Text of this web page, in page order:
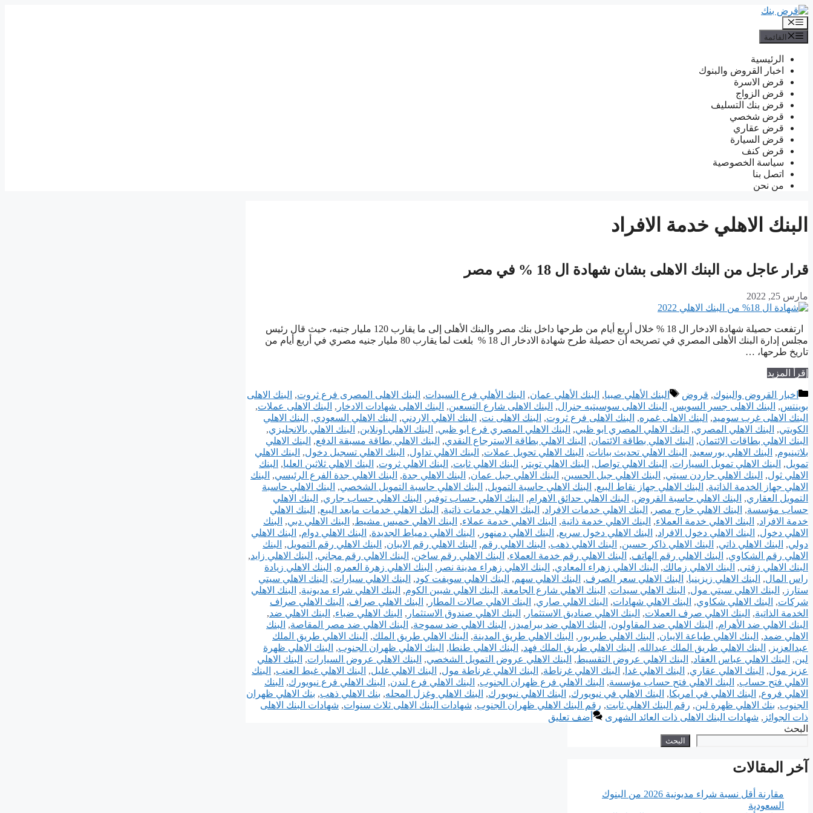
انتقل
إلى
المحتوى
القائمة
القائمة
الرئيسية
اخبار القروض والبنوك
قرض الاسرة
قرض الزواج
قرض بنك التسليف
قرض شخصي
قرض عقاري
قرض السيارة
قرض كنف
سياسة الخصوصية
اتصل بنا
من نحن
البنك الاهلي خدمة الافراد
قرار عاجل من البنك الاهلى بشان شهادة ال 18 % في مصر
مارس 25, 2022
ارتفعت حصيلة شهادة الادخار ال 18 % خلال أربع أيام من طرحها داخل بنك مصر والبنك الأهلى إلى ما يقارب 120 مليار جنيه، حيث قال رئيس
مجلس إدارة البنك الأهلى المصري في تصريحه أن حصيلة طرح شهادة الادخار ال 18 % بلغت لما يقارب 80 مليار جنيه مصري في أربع أيام من
تاريخ طرحها، …
إقرأ المزيد
التصنيفات
اخبار القروض والبنوك, قروض الوسوم
البنك الأهلي صبيا, البنك الأهلي عمان, البنك الأهلي فرع السيدات, البنك الاهلى المصرى فرع ثروت, البنك الاهلى
بوينتس, البنك الاهلى جسر السويس, البنك الاهلى سوسيتيه جنرال, البنك الاهلى شارع التسعين, البنك الاهلى شهادات الادخار , البنك الاهلى عملات,
البنك الاهلى غرب سوميد, البنك الاهلى غمره, البنك الاهلى فرع ثروت, البنك الاهلى نت, البنك الاهلي الاردني, البنك الاهلي السعودي, البنك الاهلي
الكويتي, البنك الاهلي المصري, البنك الاهلي المصري ابو ظبي, البنك الاهلي المصري فرع ابو ظبي, البنك الاهلي اونلاين, البنك الاهلي بالانجليزي,
البنك الاهلي بطاقات الائتمان, البنك الاهلي بطاقة الائتمان, البنك الاهلي بطاقة الاسترجاع النقدي, البنك الاهلي بطاقة مسبقة الدفع, البنك الاهلي
بلاتينيوم, البنك الاهلي بورسعيد, البنك الاهلي تحديث بيانات, البنك الاهلي تحويل عملات, البنك الاهلي تداول, البنك الاهلي تسجيل دخول, البنك الاهلي
تمويل, البنك الاهلي تمويل السيارات, البنك الاهلي تواصل, البنك الاهلي تويتر , البنك الاهلي ثابت, البنك الاهلي ثروت, البنك الاهلي ثلاثين العليا, البنك
الاهلي ثول, البنك الاهلي جاردن سيتي, البنك الاهلي جبل الحسين, البنك الاهلي جبل عمان, البنك الاهلي جدة, البنك الاهلي جدة الفرع الرئيسي, البنك
الاهلي جهاز الخدمة الذاتية, البنك الاهلي جهاز نقاط البيع, البنك الاهلي حاسبة التمويل, البنك الاهلي حاسبة التمويل الشخصي, البنك الاهلي حاسبة
التمويل العقاري, البنك الاهلي حاسبة القروض, البنك الاهلي حدائق الاهرام, البنك الاهلي حساب توفير , البنك الاهلي حساب جاري, البنك الاهلي
حساب مؤسسة, البنك الاهلي خارج مصر , البنك الاهلي خدمات الافراد, البنك الاهلي خدمات ذاتية, البنك الاهلي خدمات مابعد البيع, البنك الاهلي
خدمة الافراد, البنك الاهلي خدمة العملاء, البنك الاهلي خدمة ذاتية, البنك الاهلي خدمة عملاء, البنك الاهلي خميس مشيط, البنك الاهلي دبي, البنك
الاهلي دخول, البنك الاهلي دخول الافراد, البنك الاهلي دخول سريع, البنك الاهلي دمنهور , البنك الاهلي دمياط الجديدة, البنك الاهلي دوام, البنك الاهلي
دولي, البنك الاهلي ذاتي, البنك الاهلي ذاكر حسين, البنك الاهلي ذهب, البنك الاهلي رقم, البنك الاهلي رقم الايبان, البنك الاهلي رقم التمويل, البنك
الاهلي رقم الشكاوي, البنك الاهلي رقم الهاتف, البنك الاهلي رقم خدمة العملاء, البنك الاهلي رقم ساخن, البنك الاهلي رقم مجاني, البنك الاهلي زايد,
البنك الاهلي زفتى, البنك الاهلي زمالك, البنك الاهلي زهراء المعادي, البنك الاهلي زهراء مدينة نصر , البنك الاهلي زهرة العمره, البنك الاهلي زيادة
راس المال, البنك الاهلي زيزينيا, البنك الاهلي سعر الصرف, البنك الاهلي سهم, البنك الاهلي سويفت كود, البنك الاهلي سيارات, البنك الاهلي سيتي
ستارز , البنك الاهلي سيتي مول, البنك الاهلي سيدات, البنك الاهلي شارع الجامعة, البنك الاهلي شبين الكوم, البنك الاهلي شراء مديونية, البنك الاهلي
شركات, البنك الاهلي شكاوي, البنك الاهلي شهادات, البنك الاهلي صاري, البنك الاهلي صالات المطار , البنك الاهلي صراف, البنك الاهلي صراف
الخدمة الذاتية, البنك الاهلي صرف العملات, البنك الاهلي صناديق الاستثمار , البنك الاهلي صندوق الاستثمار , البنك الاهلي ضباء, البنك الاهلي ضد,
البنك الاهلي ضد الأهرام, البنك الاهلي ضد المقاولون, البنك الاهلي ضد بيراميدز , البنك الاهلي ضد سموحة, البنك الاهلي ضد مصر المقاصة, البنك
الاهلي ضمد, البنك الاهلي طباعة الايبان, البنك الاهلي طبربور , البنك الاهلي طريق المدينة, البنك الاهلي طريق الملك, البنك الاهلي طريق الملك
عبدالعزيز , البنك الاهلي طريق الملك عبدالله, البنك الاهلي طريق الملك فهد, البنك الاهلي طنطا, البنك الاهلي ظهران الجنوب, البنك الاهلي ظهرة
لبن, البنك الاهلي عباس العقاد, البنك الاهلي عروض التقسيط, البنك الاهلي عروض التمويل الشخصي, البنك الاهلي عروض السيارات, البنك الاهلي
عزيز مول, البنك الاهلي عقاري, البنك الاهلي غدا , البنك الاهلي غرناطة, البنك الاهلي غرناطة مول, البنك الاهلي غليل, البنك الاهلي غيط العنب, البنك
الاهلي فتح حساب, البنك الاهلي فتح حساب مؤسسة, البنك الاهلي فرع ظهران الجنوب, البنك الاهلي فرع لندن, البنك الاهلي فرع نيويورك, البنك
الاهلي فروع, البنك الاهلي في امريكا, البنك الاهلي في نيويورك, البنك الاهلي نيويورك, البنك الاهلي وغزل المحله, بنك الاهلي ذهب, بنك الاهلي ظهران
الجنوب, بنك الاهلي ظهرة لبن, رقم البنك الاهلي ثابت, رقم البنك الاهلي ظهران الجنوب, شهادات البنك الاهلى ثلاث سنوات, شهادات البنك الاهلى
ذات الجوائز , شهادات البنك الاهلى ذات العائد الشهرى
أضف تعليق
البحث
البحث
آخر المقالات
مقارنة أقل نسبة شراء مديونية 2026 من البنوك
السعودية